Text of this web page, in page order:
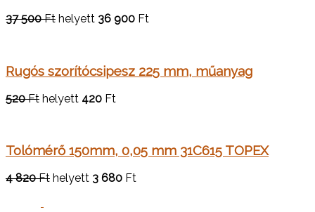
37 500 Ft helyett 36 900 Ft
Rugós szorítócsipesz 225 mm, műanyag
520 Ft helyett 420 Ft
Tolómérő 150mm, 0,05 mm 31C615 TOPEX
4 820 Ft helyett 3 680 Ft